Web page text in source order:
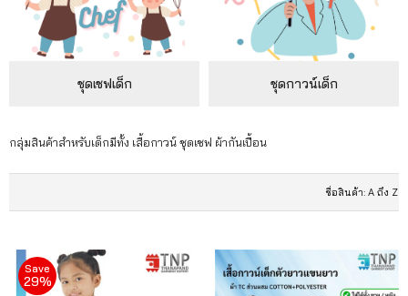
สั่ง
ซื้อ
เรา
กับ
เรา
ชุดเชฟเด็ก ชุดกาวน์เด็ก
กลุ่มสินค้าสำหรับเด็กมีทั้ง เสื้อกาวน์ ชุดเชฟ ผ้ากันเปื้อน
Save
29%